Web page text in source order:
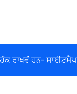
ਰਾਖਵੇਂ ਹਨ- ਸਾਈਟਮੈਪ